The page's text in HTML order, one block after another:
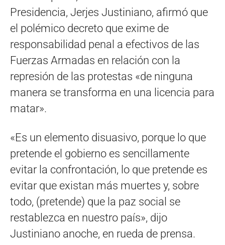
Presidencia, Jerjes Justiniano, afirmó que
el polémico decreto que exime de
responsabilidad penal a efectivos de las
Fuerzas Armadas en relación con la
represión de las protestas «de ninguna
manera se transforma en una licencia para
matar».
«Es un elemento disuasivo, porque lo que
pretende el gobierno es sencillamente
evitar la confrontación, lo que pretende es
evitar que existan más muertes y, sobre
todo, (pretende) que la paz social se
restablezca en nuestro país», dijo
Justiniano anoche, en rueda de prensa.